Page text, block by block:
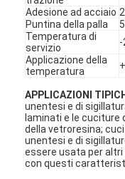
Adesione ad acciaio
Puntina della palla
Temperatura di
servizio
-
Applicazione della
temperatura
APPLICAZIONI
unentesi e di
laminati e le cuciture
della vetroresina;
unentesi e di
essere usata per
con questi